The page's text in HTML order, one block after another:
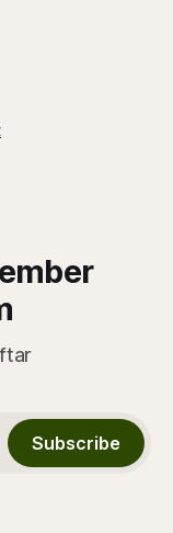
Subscribe